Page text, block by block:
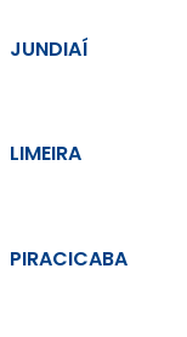
JUNDIAÍ
LIMEIRA
PIRACICABA